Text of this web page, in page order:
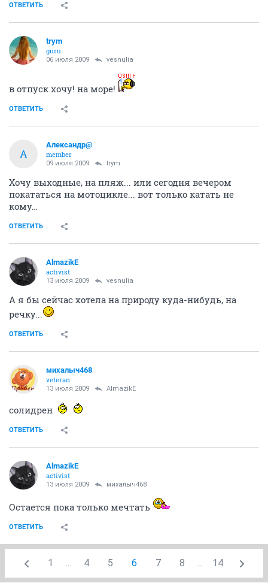
ОТВЕТИТЬ
trym
guru
06 июля 2009 vesnulia
в отпуск хочу! на море!
ОТВЕТИТЬ
А
Александр@
member
09 июля 2009 trym
Хочу выходные, на пляж... или сегодня вечером
покататься на мотоцикле... вот только катать не
кому…
ОТВЕТИТЬ
AlmazikE
activist
13 июля 2009 vesnulia
А я бы сейчас хотела на природу куда-нибудь, на
речку...
ОТВЕТИТЬ
михалыч468
veteran
13 июля 2009 AlmazikE
солидрен
ОТВЕТИТЬ
AlmazikE
activist
13 июля 2009 михалыч468
Остается пока только мечтать
ОТВЕТИТЬ
1 ... 4 5 6 7 8 ... 14